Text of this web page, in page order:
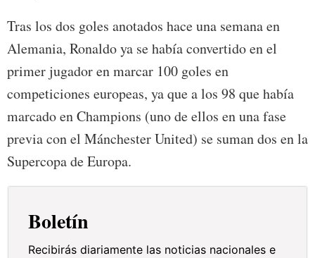
Tras los dos goles anotados hace una semana en
Alemania, Ronaldo ya se había convertido en el
primer jugador en marcar 100 goles en
competiciones europeas, ya que a los 98 que había
marcado en Champions (uno de ellos en una fase
previa con el Mánchester United) se suman dos en la
Supercopa de Europa.
Boletín
Recibirás diariamente las noticias nacionales e